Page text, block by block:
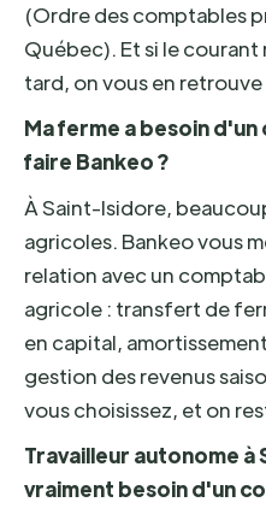
(Ordre des comptables
Québec). Et si le courant
tard, on vous en
Ma ferme a besoin
faire Bankeo ?
À Saint-Isidore,
agricoles. Bankeo vous
relation avec un
agricole : transfert de
en capital,
gestion des revenus
vous choisissez, et on
Travailleur autonome
vraiment besoin d'un